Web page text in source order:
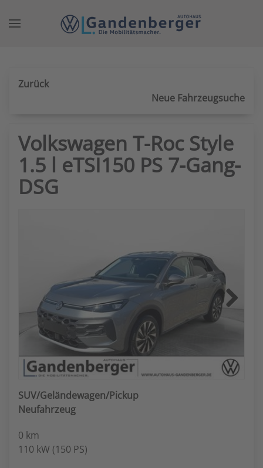
Zurück
Neue Fahrzeugsuche
Volkswagen T-Roc Style
1.5 l eTSI150 PS 7-Gang-
DSG
Next
SUV/Geländewagen/Pickup
Neufahrzeug
0 km
110 kW (150 PS)